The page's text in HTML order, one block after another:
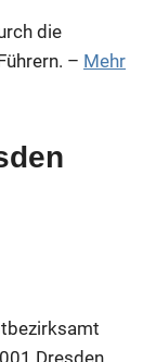
die
– Mehr
Dresden